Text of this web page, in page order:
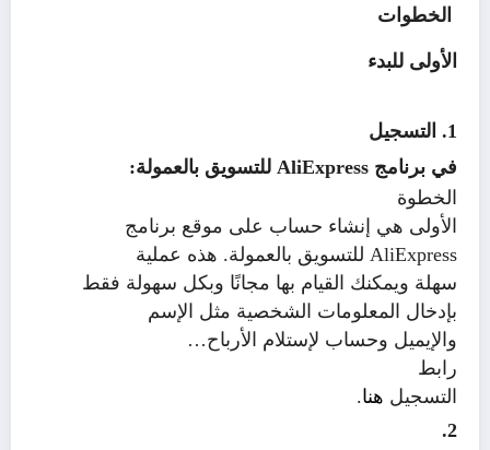
الخطوات
الأولى للبدء
1. التسجيل
في برنامج AliExpress للتسويق بالعمولة:
الخطوة
الأولى هي إنشاء حساب على موقع برنامج
AliExpress للتسويق بالعمولة. هذه عملية
سهلة ويمكنك القيام بها مجانًا وبكل سهولة فقط
بإدخال المعلومات الشخصية مثل الإسم
والإيميل وحساب لإستلام الأرباح…
رابط
التسجيل هنا.
2.